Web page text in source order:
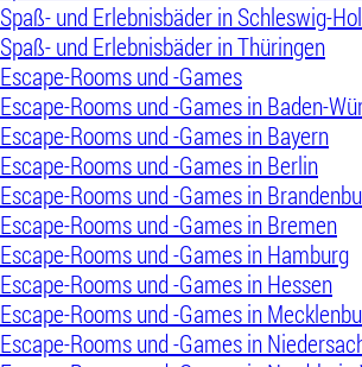
Spaß- und Erlebnisbäder in Schleswig-
Spaß- und Erlebnisbäder in Thüringen
Escape-Rooms und -Games
Escape-Rooms und -Games in Baden-
Escape-Rooms und -Games in Bayern
Escape-Rooms und -Games in Berlin
Escape-Rooms und -Games in
Escape-Rooms und -Games in Bremen
Escape-Rooms und -Games in Hamburg
Escape-Rooms und -Games in Hessen
Escape-Rooms und -Games in
Escape-Rooms und -Games in